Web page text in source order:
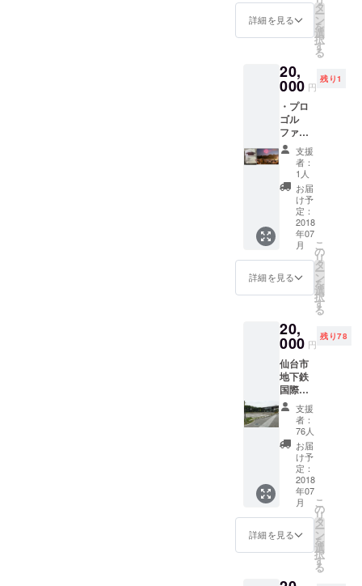
事務局所在
地
００１４
宮城県仙台
市青葉区本
町２丁目１
６−１２仙台
商工会議所
ビル８階
ＴＥＬ：０
２２−２２２
−９７８８
ＦＡＸ：０
２２−２２２
をいた
しま
ついて
の返金
は致し
ません
のでご
了承ね
がいま
す。
月３１
日まで
限りま
す。 ※
発送が
間に合
わない
場合に
ついて
は花火
祭当日
チケッ
チェッ
ク場所
にて引
き渡し
をいた
しま
ついて
の返金
は致し
ません
のでご
了承ね
がいま
す。
グラウ
ンド
（イ
ス）２
返しし
ます。
また、
８月５
日の河
北新報
朝刊へ
の新聞
広告の
記載
し、支
援の御
礼を発
信しま
す。※７
月３１
日まで
限りま
す。 ※
発送が
間に合
わない
場合に
ついて
は花火
祭当日
チケッ
チェッ
ク場所
にて引
き渡し
をいた
しま
詳細を見る
タ
ー
ン
を
選
択
す
る
20,
000 円
残り1
・プロ
ゴル
ファー
池田勇
太選手
サイン
入り
キャッ
プをお
返しま
す。 ・
仲の瀬
グラウ
ンド
（イ
ス）２
返しし
ます。
また、
８月５
日の河
北新報
朝刊へ
の新聞
広告の
記載
し、支
援の御
礼を発
信しま
す。※７
月３１
日まで
支援
者：
1人
お届
け予
定：
2018
年07
月
詳細を見る
こ
の
リ
タ
ー
ン
を
選
択
す
る
20,
000 円
残り78
仙台市
地下鉄
国際セ
ンター
駅前エ
ントラ
ンス広
場の観
覧席を
お返し
しま
す。ま
た、８
月５日
の河北
新報朝
支援
者：
76人
お届
け予
定：
2018
年07
月
詳細を見る
こ
の
リ
タ
ー
ン
を
選
択
す
る